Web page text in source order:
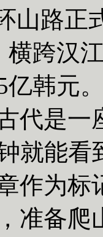
山路
横跨汉
亿韩元
代是一
就能
作为
准备爬